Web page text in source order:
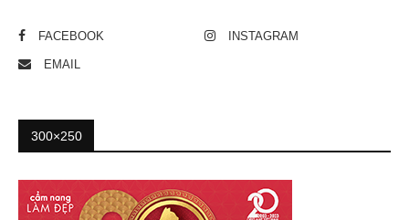
FACEBOOK INSTAGRAM
EMAIL
300×250